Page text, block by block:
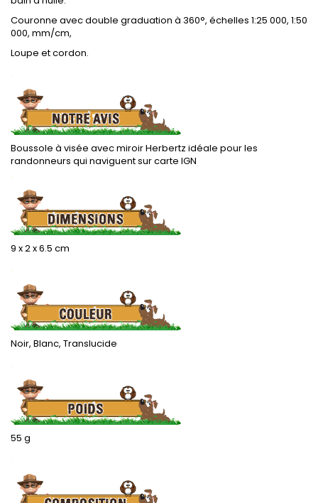
Couronne avec double graduation à 360°, échelles 1:25 000, 1:50
000, mm/cm,
Loupe et cordon.
.
Boussole à visée avec miroir Herbertz idéale pour les
randonneurs qui naviguent sur carte IGN
.
9 x 2 x 6.5 cm
.
Noir, Blanc, Translucide
.
55 g
.